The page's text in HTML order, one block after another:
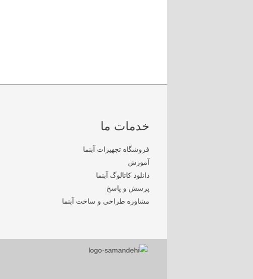
خدمات ما
فروشگاه تجهیزات آبنما
آموزش
دانلود کاتالوگ آبنما
پرسش و پاسخ
مشاوره طراحی و ساخت آبنما